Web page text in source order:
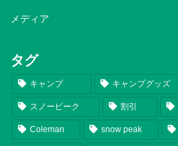
メディア
タグ
キャンプ キャンプグッズ
スノーピーク 割引
Coleman snow peak